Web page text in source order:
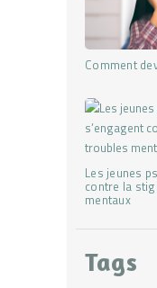
Comment
Les jeunes
contre la
mentaux
Tags